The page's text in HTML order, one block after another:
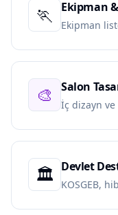
🏃 Ekipman
Ekipman
🎨 Salon
İç dizayn ve
🏛️ Devlet
KOSGEB,